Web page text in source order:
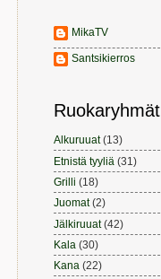
MikaTV
Santsikierros
Ruokaryhmät
Alkuruuat (13)
Etnistä tyyliä (31)
Grilli (18)
Juomat (2)
Jälkiruuat (42)
Kala (30)
Kana (22)